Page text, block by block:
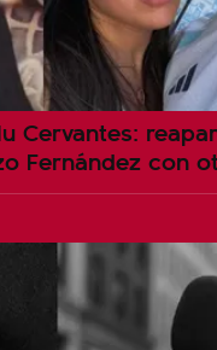
Cervantes:
Fernández con